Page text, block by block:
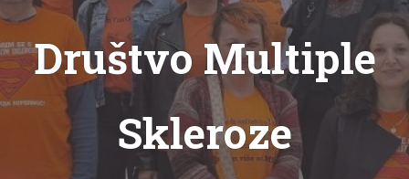
Društvo Multiple
Skleroze